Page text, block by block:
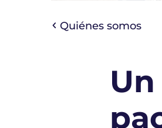
Quiénes somos